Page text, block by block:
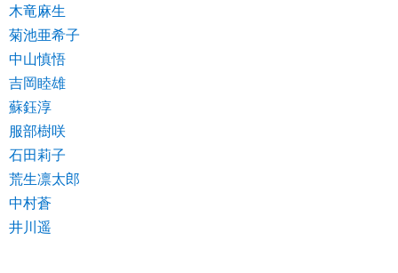
木竜麻生
菊池亜希子
中山慎悟
吉岡睦雄
蘇鈺淳
服部樹咲
石田莉子
荒生凛太郎
中村蒼
井川遥